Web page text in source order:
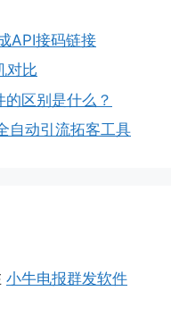
API接码链接
对比
区别是什么？
自动引流拓客工具
小牛电报群发软件